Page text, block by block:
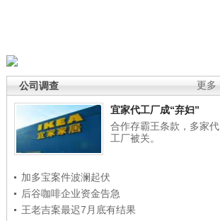
更多
公司调查
宜家代工厂成“弃妇”
合作存霸王条款，多家代
工厂被关。
加多宝案件波澜起伏
后谷咖啡企业资金告急
王老吉案最迟7月底有结果